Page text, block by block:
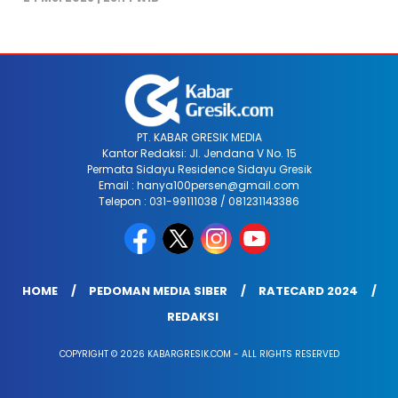
PT. KABAR GRESIK MEDIA
Kantor Redaksi: Jl. Jendana V No. 15
Permata Sidayu Residence Sidayu Gresik
Email : hanya100persen@gmail.com
Telepon : 031-99111038 / 081231143386
HOME PEDOMAN MEDIA SIBER
RATECARD 2024
REDAKSI
COPYRIGHT © 2026 KABARGRESIK.COM - ALL RIGHTS RESERVED